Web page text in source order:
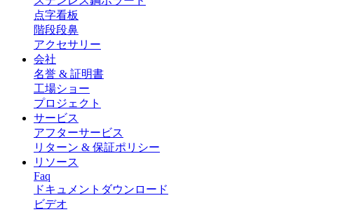
点字看板
階段段鼻
アクセサリー
会社
名誉 & 証明書
工場ショー
プロジェクト
サービス
アフターサービス
リターン & 保証ポリシー
リソース
Faq
ドキュメントダウンロード
ビデオ